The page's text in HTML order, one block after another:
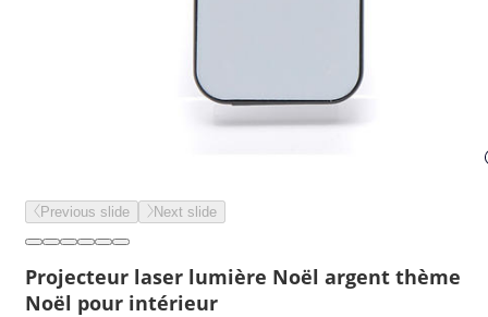
Previous slide Next slide
Projecteur laser lumière Noël argent thème
Noël pour intérieur